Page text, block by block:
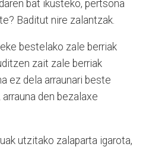
bat ikusteko, pertsona
Baditut nire zalantzak.
bestelako zale berriak
zait zale berriak
ez dela arraunari beste
den bezalaxe
utzitako zalaparta igarota,